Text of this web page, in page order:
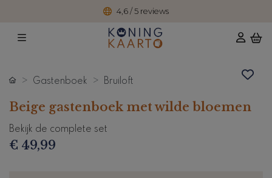
4,6 / 5 reviews
Gastenboek Bruiloft
Beige gastenboek met wilde bloemen
Bekijk de complete set
€ 49,99